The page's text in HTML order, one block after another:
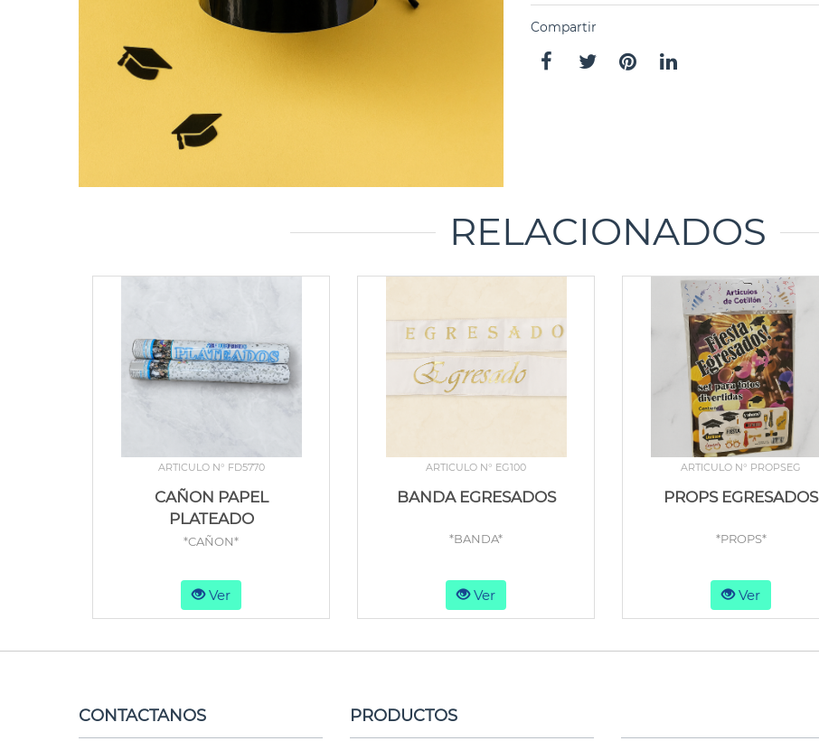
Compartir
RELACIONADOS
ARTICULO N° FD5770
CAÑON PAPEL
PLATEADO
*CAÑON*
Ver
ARTICULO N° EG100
BANDA EGRESADOS
*BANDA*
Ver
ARTICULO N° PROPSEG
PROPS EGRESADOS
*PROPS*
Ver
CONTACTANOS PRODUCTOS